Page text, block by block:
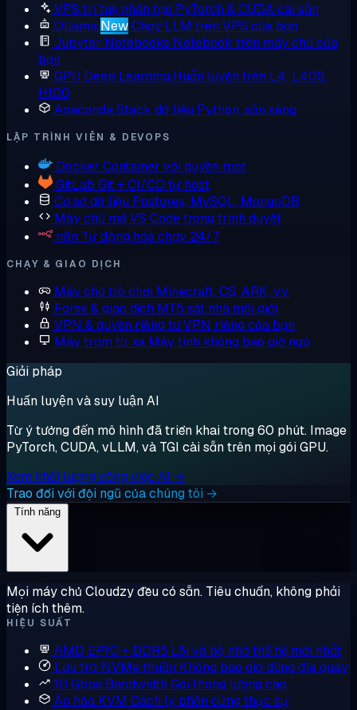
VPS trí tuệ nhân tạo PyTorch & CUDA cài sẵn
Ollama NewChạy LLM trên VPS của bạn
Jupyter Notebooks Notebook trên máy chủ của
bạn
GPU Deep Learning Huấn luyện trên L4, L40S,
H100
AnacondaStack dữ liệu Python, sẵn sàng
LẬP TRÌNH VIÊN & DEVOPS
Docker Container với quyền root
GitLab Git + CI/CD tự host
Cơ sở dữ liệu Postgres, MySQL, MongoDB
Máy chủ mãVS Code trong trình duyệt
n8n Tự động hóa chạy 24/7
CHẠY & GIAO DỊCH
Máy chủ trò chơi Minecraft, CS, ARK, v.v.
Forex & giao dịch MT5 sát nhà môi giới
VPN & quyền riêng tưVPN riêng của bạn
Máy trạm từ xa Máy tính không bao giờ ngủ
Giải pháp
Huấn luyện và suy luận AI
Từ ý tưởng đến mô hình đã triển khai trong 60 phút. Image
PyTorch, CUDA, vLLM, và TGI cài sẵn trên mọi gói GPU.
Xem khối lượng công việc AI →
Trao đổi với đội ngũ của chúng tôi →
Mọi máy chủ Cloudzy đều có sẵn. Tiêu chuẩn, không phải
tiện ích thêm.
HIỆU SUẤT
AMD EPYC + DDR5 Lõi và bộ nhớ thế hệ mới nhất
Lưu trữ NVMe thuần Không bao giờ dùng đĩa quay
10 Gbps Bandwidth Gói thông lượng cao
Ảo hóa KVM Cách ly phần cứng thực sự